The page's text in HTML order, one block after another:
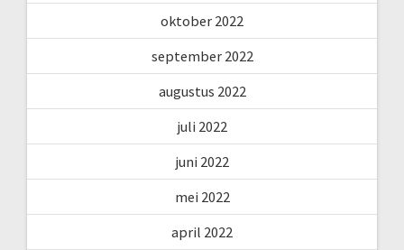
oktober 2022
september 2022
augustus 2022
juli 2022
juni 2022
mei 2022
april 2022